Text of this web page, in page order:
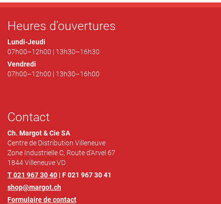
Heures d'ouvertures
Lundi-Jeudi
07h00–12h00 | 13h30–16h30
Vendredi
07h00–12h00 | 13h30–16h00
Contact
Ch. Margot & Cie SA
Centre de Distribution Villeneuve
Zone Industrielle C, Route d’Arvel 67
1844 Villeneuve VD
T 021 967 30 40 | F 021 967 30 41
shop@margot.ch
Formulaire de contact